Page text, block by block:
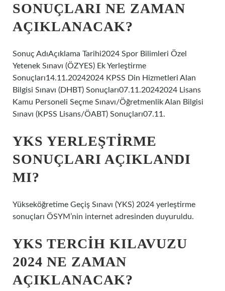
SONUÇLARI NE ZAMAN
AÇIKLANACAK?
Sonuç AdıAçıklama Tarihi2024 Spor Bilimleri Özel
Yetenek Sınavı (ÖZYES) Ek Yerleştirme
Sonuçları14.11.20242024 KPSS Din Hizmetleri Alan
Bilgisi Sınavı (DHBT) Sonuçları07.11.20242024 Lisans
Kamu Personeli Seçme Sınavı/Öğretmenlik Alan Bilgisi
Sınavı (KPSS Lisans/ÖABT) Sonuçları07.11.
YKS YERLEŞTIRME
SONUÇLARI AÇIKLANDI
MI?
Yükseköğretime Geçiş Sınavı (YKS) 2024 yerleştirme
sonuçları ÖSYM’nin internet adresinden duyuruldu.
YKS TERCIH KILAVUZU
2024 NE ZAMAN
AÇIKLANACAK?